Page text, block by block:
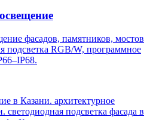
фасадов, памятников, мостов
подсветка RGB/W, программное
в Казани. архитектурное
светодиодная подсветка фасада в